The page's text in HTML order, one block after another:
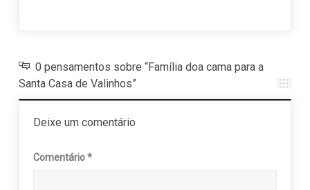
0 pensamentos sobre “Família doa cama para a
Santa Casa de Valinhos”
Deixe um comentário
Comentário*